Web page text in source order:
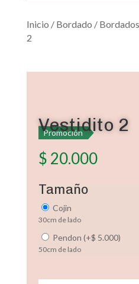
Inicio / Bordado /
2
Promoción
Vestidito 2
$ 20.000
Tamaño
Cojin
30cm de lado
Pendon (+$ 5.000)
50cm de lado